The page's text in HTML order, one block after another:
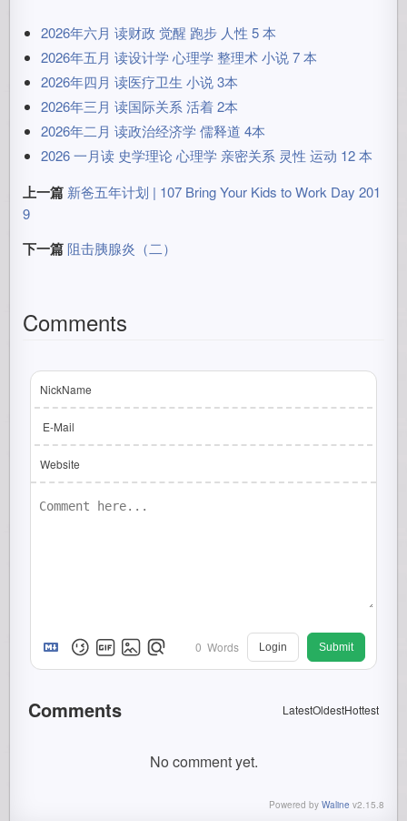
2026年六月 读财政 觉醒 跑步 人性 5 本
2026年五月 读设计学 心理学 整理术 小说 7 本
2026年四月 读医疗卫生 小说 3本
2026年三月 读国际关系 活着 2本
2026年二月 读政治经济学 儒释道 4本
2026 一月读 史学理论 心理学 亲密关系 灵性 运动 12 本
上一篇 新爸五年计划 | 107 Bring Your Kids to Work Day 201
9
下一篇 阻击胰腺炎（二）
Comments
NickName
E-Mail
Website
0 Words Login Submit
Comments LatestOldestHottest
No comment yet.
Powered by Waline v2.15.8